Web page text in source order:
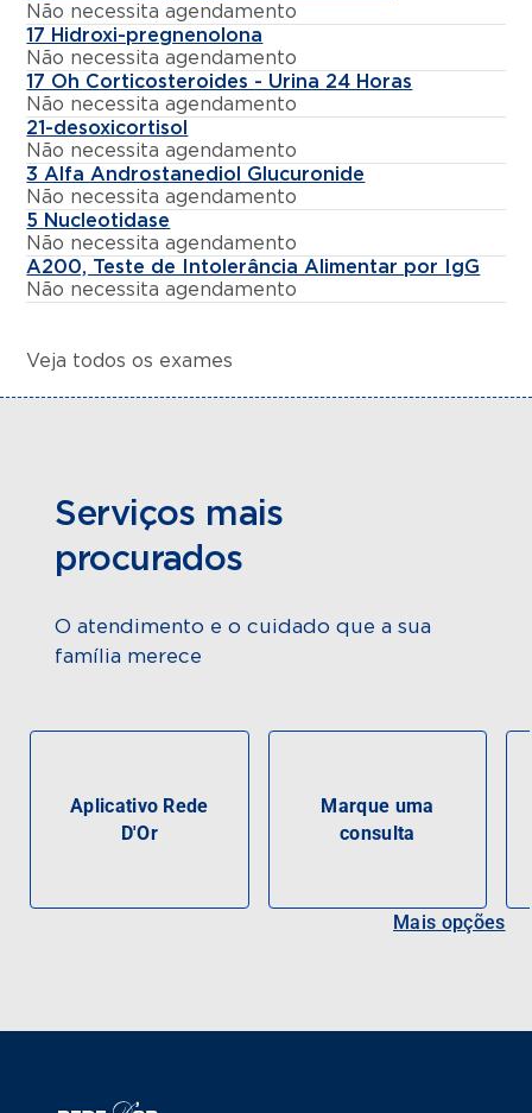
Não necessita agendamento
17 Hidroxi-pregnenolona
Não necessita agendamento
17 Oh Corticosteroides - Urina 24 Horas
Não necessita agendamento
21-desoxicortisol
Não necessita agendamento
3 Alfa Androstanediol Glucuronide
Não necessita agendamento
5 Nucleotidase
Não necessita agendamento
A200, Teste de Intolerância Alimentar por IgG
Não necessita agendamento
Veja todos os exames
Serviços mais
procurados
O atendimento e o cuidado que a sua
família merece
Aplicativo Rede
D'Or
Marque uma
consulta
Mais opções